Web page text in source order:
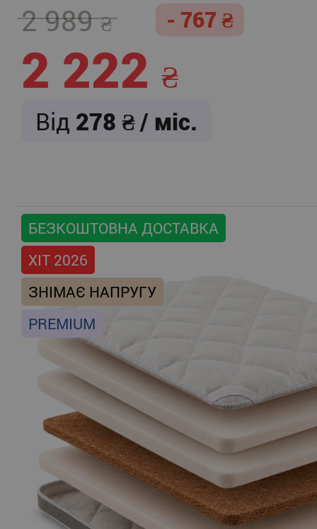
2 989 - 767
2 222
Від 278 / міс.
БЕЗКОШТОВНА ДОСТАВКА
ХІТ 2026
ЗНІМАЄ НАПРУГУ
PREMIUM